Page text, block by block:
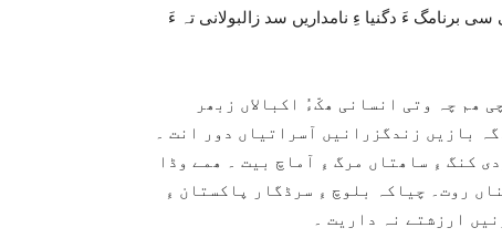
برنامگ ءَ دگنیا ءِ نامداریں سد زالبولانی تہ ءَ
ھم چہ وتی انسانی ھکّءُ اکبالاں زبھر
بازیں زندگزرانیں آسراتیاں دور انت ۔
کنگ ءِ ساھتاں مرگ ءِ آماچ بیت ۔ ھمے وڈا
روت۔ چیاکہ بلوچ ءِ سرڈگار پاکستان ءِ
ارزشتے نہ داریت ۔